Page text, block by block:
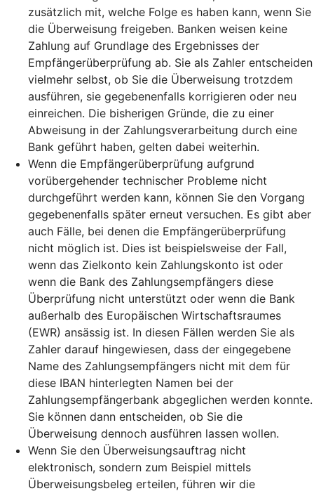
zusätzlich mit, welche Folge es haben kann, wenn Sie
die Überweisung freigeben. Banken weisen keine
Zahlung auf Grundlage des Ergebnisses der
Empfängerüberprüfung ab. Sie als Zahler entscheiden
vielmehr selbst, ob Sie die Überweisung trotzdem
ausführen, sie gegebenenfalls korrigieren oder neu
einreichen. Die bisherigen Gründe, die zu einer
Abweisung in der Zahlungsverarbeitung durch eine
Bank geführt haben, gelten dabei weiterhin.
Wenn die Empfängerüberprüfung aufgrund
vorübergehender technischer Probleme nicht
durchgeführt werden kann, können Sie den Vorgang
gegebenenfalls später erneut versuchen. Es gibt aber
auch Fälle, bei denen die Empfängerüberprüfung
nicht möglich ist. Dies ist beispielsweise der Fall,
wenn das Zielkonto kein Zahlungskonto ist oder
wenn die Bank des Zahlungsempfängers diese
Überprüfung nicht unterstützt oder wenn die Bank
außerhalb des Europäischen Wirtschaftsraumes
(EWR) ansässig ist. In diesen Fällen werden Sie als
Zahler darauf hingewiesen, dass der eingegebene
Name des Zahlungsempfängers nicht mit dem für
diese IBAN hinterlegten Namen bei der
Zahlungsempfängerbank abgeglichen werden konnte.
Sie können dann entscheiden, ob Sie die
Überweisung dennoch ausführen lassen wollen.
Wenn Sie den Überweisungsauftrag nicht
elektronisch, sondern zum Beispiel mittels
Überweisungsbeleg erteilen, führen wir die